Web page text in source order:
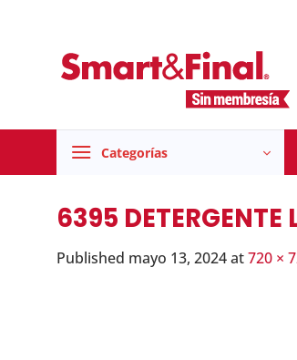
Categorías
6395
Published mayo 13, 2024at720 ×